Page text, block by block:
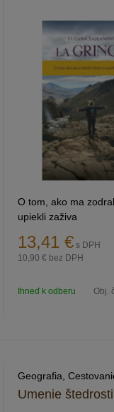
O tom, ako ma
upiekli zaživa
13,41 € s DPH
10,90 € bez DPH
Ihneď k odberu Obj.
Geografia,
Umenie štedrosti